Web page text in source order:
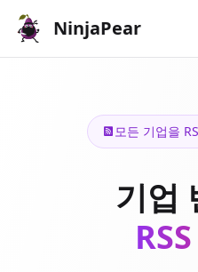
NinjaPear
모든 기업을
기업